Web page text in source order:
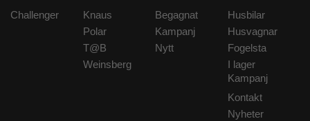
Challenger
Knaus
Polar
T@B
Weinsberg
Begagnat
Kampanj
Nytt
Husbilar
Husvagnar
Fogelsta
I lager
Kampanj
Kontakt
Nyheter